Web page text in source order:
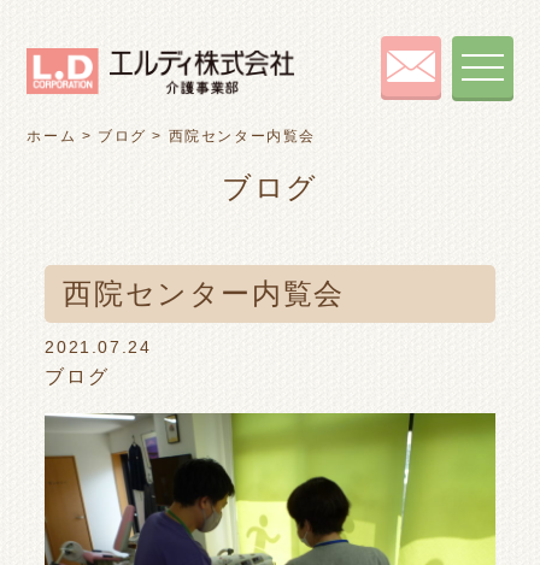
toggle
ホーム > ブログ > 西院センター内覧会
ブログ
西院センター内覧会
2021.07.24
ブログ